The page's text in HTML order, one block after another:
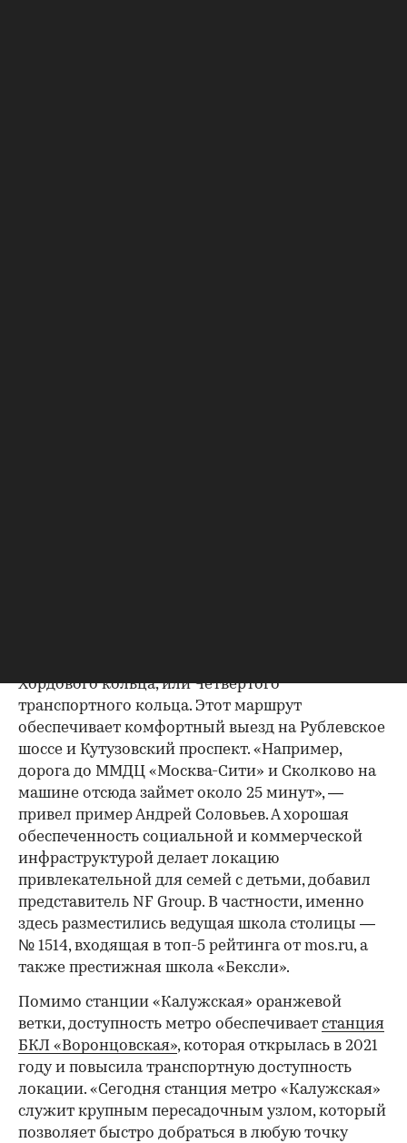
Хордового кольца, или Четвертого
транспортного кольца. Этот маршрут
обеспечивает комфортный выезд на Рублевское
шоссе и Кутузовский проспект. «Например,
дорога до ММДЦ «Москва-Сити» и Сколково на
машине отсюда займет около 25 минут», —
привел пример Андрей Соловьев. А хорошая
обеспеченность социальной и коммерческой
инфраструктурой делает локацию
привлекательной для семей с детьми, добавил
представитель NF Group. В частности, именно
здесь разместились ведущая школа столицы —
№ 1514, входящая в топ-5 рейтинга от mos.ru, а
также престижная школа «Бексли».
Помимо станции «Калужская» оранжевой
ветки, доступность метро обеспечивает станция
БКЛ «Воронцовская», которая открылась в 2021
году и повысила транспортную доступность
локации. «Сегодня станция метро «Калужская»
служит крупным пересадочным узлом, который
позволяет быстро добраться в любую точку